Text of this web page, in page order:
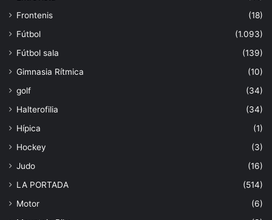
Frontenis
(18)
Fútbol
(1.093)
Fútbol sala
(139)
Gimnasia Rítmica
(10)
golf
(34)
Halterofilia
(34)
Hípica
(1)
Hockey
(3)
Judo
(16)
LA PORTADA
(514)
Motor
(6)